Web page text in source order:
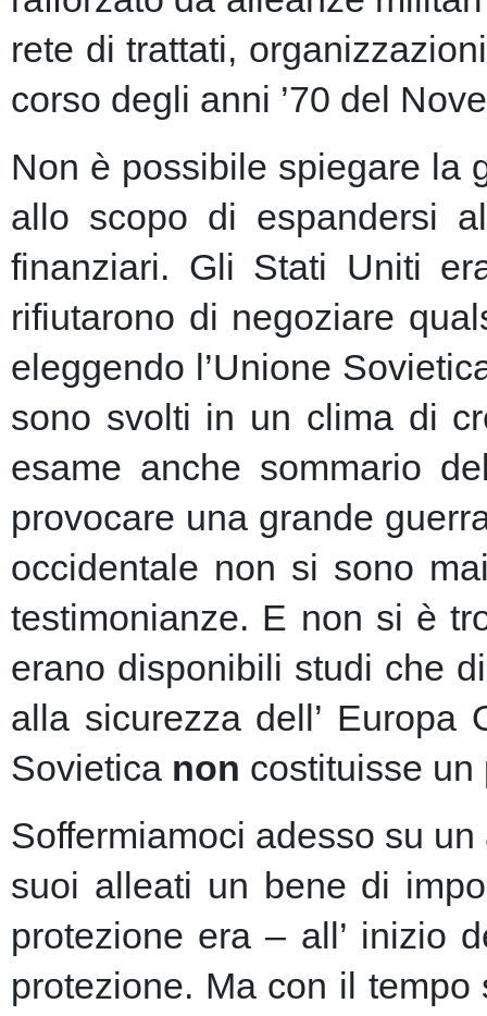
rete di trattati,
corso degli anni ’70 del
Non è possibile spiegare la
allo scopo di espandersi
finanziari. Gli Stati Uniti
rifiutarono di negoziare
eleggendo l’Unione
sono svolti in un clima di
esame anche sommario
provocare una grande
occidentale non si sono
testimonianze. E non si è
erano disponibili studi che
alla sicurezza dell’
Sovietica non costituisse un
Soffermiamoci adesso su
suoi alleati un bene di
protezione era – all’ inizio
protezione. Ma con il tempo